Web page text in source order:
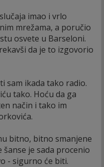
imao i vrlo
mrežama, a poručio
osvete u Barseloni.
da je to izgovorio
sam ikada tako radio.
tako. Hoću da ga
način i tako im
bitno, bitno smanjene
šanse je sada procenio
- sigurno će biti.